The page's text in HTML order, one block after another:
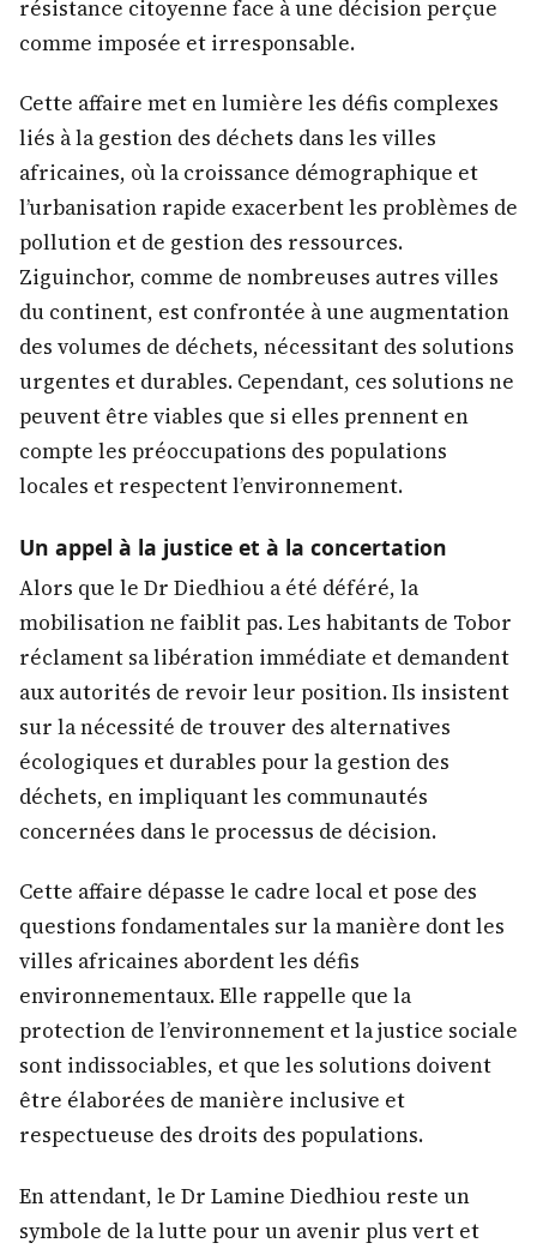
résistance citoyenne face à une décision perçue
comme imposée et irresponsable.
Cette affaire met en lumière les défis complexes
liés à la gestion des déchets dans les villes
africaines, où la croissance démographique et
l’urbanisation rapide exacerbent les problèmes de
pollution et de gestion des ressources.
Ziguinchor, comme de nombreuses autres villes
du continent, est confrontée à une augmentation
des volumes de déchets, nécessitant des solutions
urgentes et durables. Cependant, ces solutions ne
peuvent être viables que si elles prennent en
compte les préoccupations des populations
locales et respectent l’environnement.
Un appel à la justice et à la concertation
Alors que le Dr Diedhiou a été déféré, la
mobilisation ne faiblit pas. Les habitants de Tobor
réclament sa libération immédiate et demandent
aux autorités de revoir leur position. Ils insistent
sur la nécessité de trouver des alternatives
écologiques et durables pour la gestion des
déchets, en impliquant les communautés
concernées dans le processus de décision.
Cette affaire dépasse le cadre local et pose des
questions fondamentales sur la manière dont les
villes africaines abordent les défis
environnementaux. Elle rappelle que la
protection de l’environnement et la justice sociale
sont indissociables, et que les solutions doivent
être élaborées de manière inclusive et
respectueuse des droits des populations.
En attendant, le Dr Lamine Diedhiou reste un
symbole de la lutte pour un avenir plus vert et